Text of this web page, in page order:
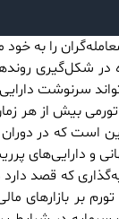
را به
در شکل‌گیری
سرنوشت
تورمی بیش از هر
است که در دوران
و دارایی‌های
که قصد دارد
بر بازارهای